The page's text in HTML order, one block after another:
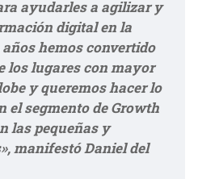
ayudarles a agilizar y
digital en la
hemos convertido
los lugares con mayor
y queremos hacer lo
el segmento de Growth
las pequeñas y
manifestó Daniel del